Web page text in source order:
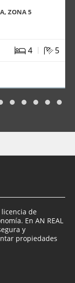
ZONA 5
4 | 5
de
En AN REAL
y
propiedades